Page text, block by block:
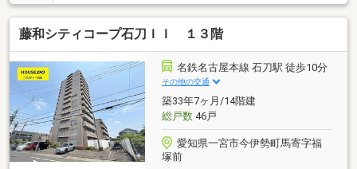
藤和シティコープ石刀ＩＩ １３階
名鉄名古屋本線 石刀駅 徒歩10分
その他の交通
築33年7ヶ月/14階建
総戸数46戸
愛知県一宮市今伊勢町馬寄字福
塚前